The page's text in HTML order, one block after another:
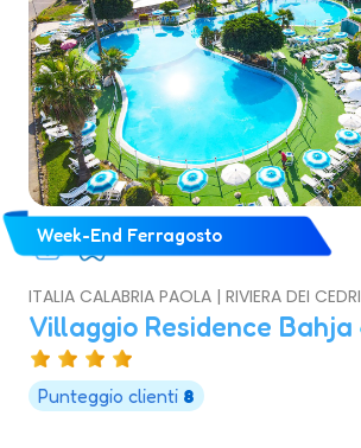
Week-End Ferragosto
ITALIA CALABRIA PAOLA | RIVIERA DEI CEDRI
Villaggio Residence Bahja
Punteggio clienti 8